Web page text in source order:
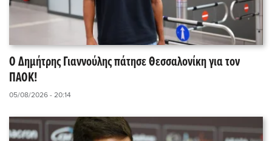
Ο Δημήτρης Γιαννούλης πάτησε Θεσσαλονίκη για τον
ΠΑΟΚ!
05/08/2026 - 20:14